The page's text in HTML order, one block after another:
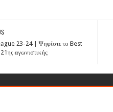
23-24 | Ψηφίστε το Best
αγωνιστικής